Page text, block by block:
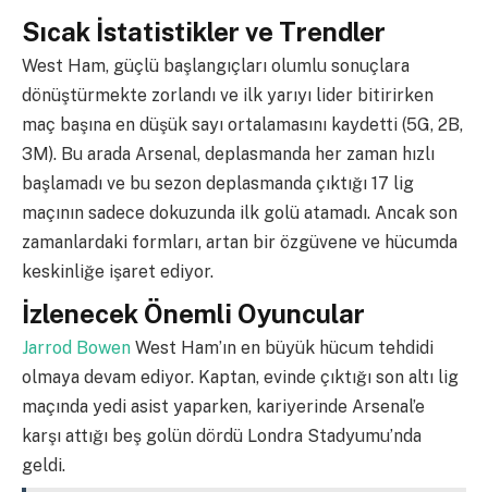
Sıcak İstatistikler ve Trendler
West Ham, güçlü başlangıçları olumlu sonuçlara
dönüştürmekte zorlandı ve ilk yarıyı lider bitirirken
maç başına en düşük sayı ortalamasını kaydetti (5G, 2B,
3M). Bu arada Arsenal, deplasmanda her zaman hızlı
başlamadı ve bu sezon deplasmanda çıktığı 17 lig
maçının sadece dokuzunda ilk golü atamadı. Ancak son
zamanlardaki formları, artan bir özgüvene ve hücumda
keskinliğe işaret ediyor.
İzlenecek Önemli Oyuncular
Jarrod Bowen West Ham’ın en büyük hücum tehdidi
olmaya devam ediyor. Kaptan, evinde çıktığı son altı lig
maçında yedi asist yaparken, kariyerinde Arsenal’e
karşı attığı beş golün dördü Londra Stadyumu’nda
geldi.